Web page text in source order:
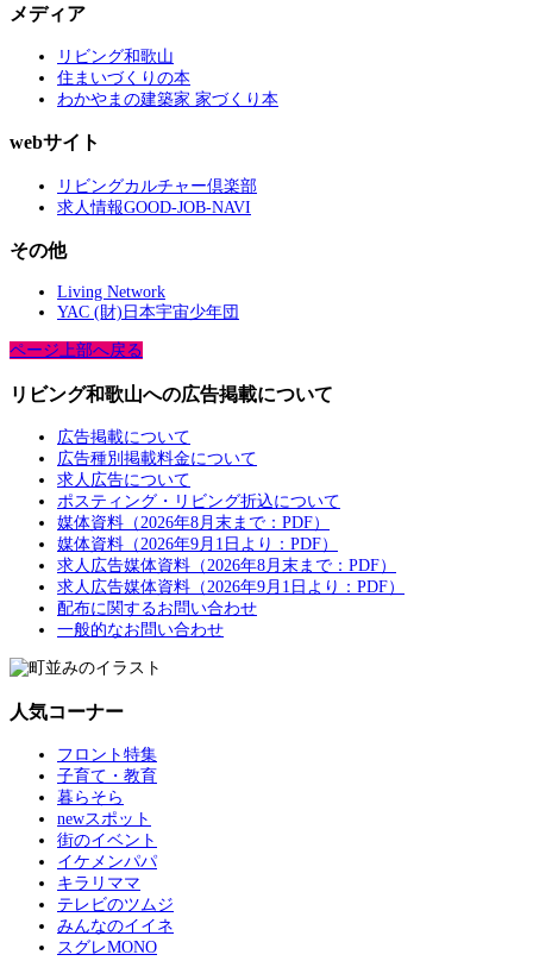
メディア
リビング和歌山
住まいづくりの本
わかやまの建築家 家づくり本
webサイト
リビングカルチャー倶楽部
求人情報GOOD-JOB-NAVI
その他
Living Network
YAC (財)日本宇宙少年団
ページ上部へ戻る
リビング和歌山への広告掲載について
広告掲載について
広告種別掲載料金について
求人広告について
ポスティング・リビング折込について
媒体資料（2026年8月末まで：PDF）
媒体資料（2026年9月1日より：PDF）
求人広告媒体資料（2026年8月末まで：PDF）
求人広告媒体資料（2026年9月1日より：PDF）
配布に関するお問い合わせ
一般的なお問い合わせ
人気コーナー
フロント特集
子育て・教育
暮らそら
newスポット
街のイベント
イケメンパパ
キラリママ
テレビのツムジ
みんなのイイネ
スグレMONO